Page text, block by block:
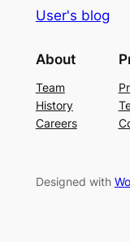
User's blog
About
Team
History
Careers
Designed with